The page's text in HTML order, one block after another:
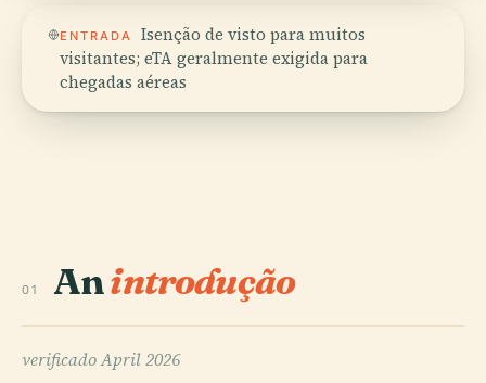
ENTRADA
Isenção de visto para muitos
visitantes; eTA geralmente exigida para
chegadas aéreas
01 Anintrodução
verificadoApril 2026